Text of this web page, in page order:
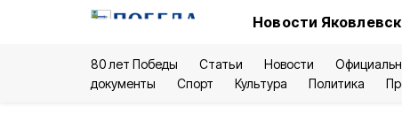
Новости
80 лет Победы Статьи Новости
документы
Спорт Культура Политика